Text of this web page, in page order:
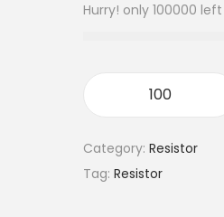
Hurry! only 100000
Category: Resistor
Tag: Resistor